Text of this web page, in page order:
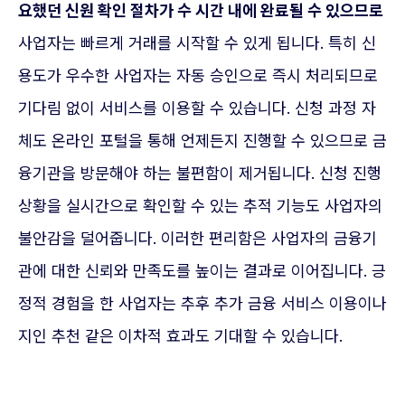
요했던 신원 확인 절차가 수 시간 내에 완료될 수 있으므로
사업자는 빠르게 거래를 시작할 수 있게 됩니다. 특히 신
용도가 우수한 사업자는 자동 승인으로 즉시 처리되므로
기다림 없이 서비스를 이용할 수 있습니다. 신청 과정 자
체도 온라인 포털을 통해 언제든지 진행할 수 있으므로 금
융기관을 방문해야 하는 불편함이 제거됩니다. 신청 진행
상황을 실시간으로 확인할 수 있는 추적 기능도 사업자의
불안감을 덜어줍니다. 이러한 편리함은 사업자의 금융기
관에 대한 신뢰와 만족도를 높이는 결과로 이어집니다. 긍
정적 경험을 한 사업자는 추후 추가 금융 서비스 이용이나
지인 추천 같은 이차적 효과도 기대할 수 있습니다.